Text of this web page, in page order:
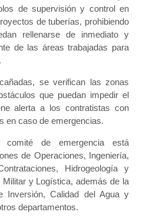
de supervisión y control en
de tuberías, prohibiendo
rellenarse de inmediato y
de las áreas trabajadas para
se verifican las zonas
que puedan impedir el
alerta a los contratistas con
en caso de emergencias.
de emergencia está
de Operaciones, Ingeniería,
Hidrogeología y
Militar y Logística, además de la
Inversión, Calidad del Agua y
departamentos.